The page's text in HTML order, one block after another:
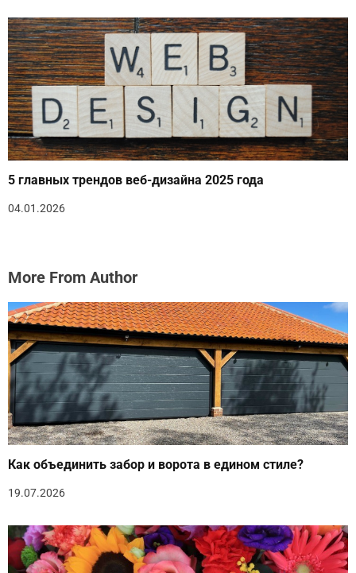
5 главных трендов веб-дизайна 2025 года
04.01.2026
More From Author
Как объединить забор и ворота в едином стиле?
19.07.2026